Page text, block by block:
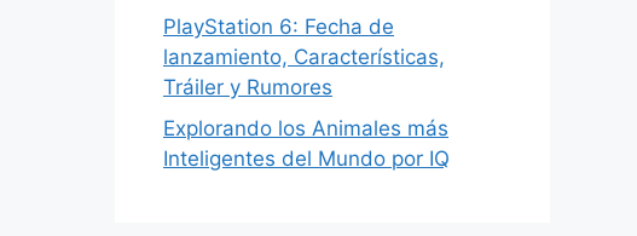
PlayStation 6: Fecha de
lanzamiento, Características,
Tráiler y Rumores
Explorando los Animales más
Inteligentes del Mundo por IQ